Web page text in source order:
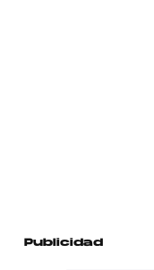
Publicidad